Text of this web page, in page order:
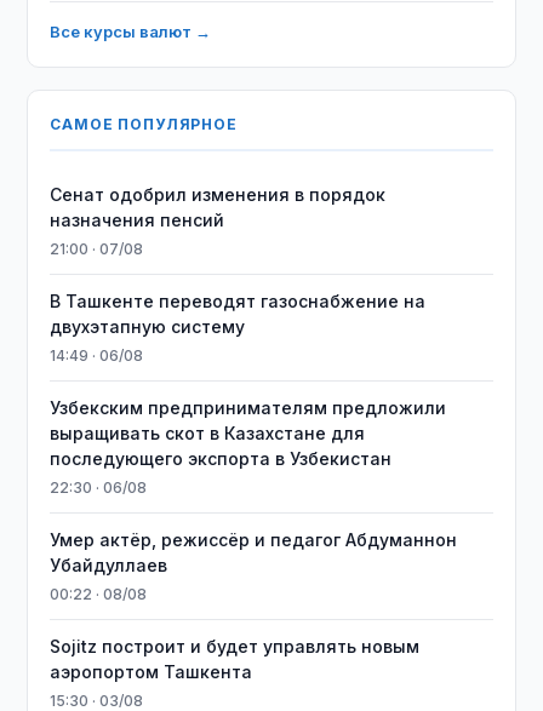
Все курсы валют →
САМОЕ ПОПУЛЯРНОЕ
Сенат одобрил изменения в порядок
назначения пенсий
21:00 · 07/08
В Ташкенте переводят газоснабжение на
двухэтапную систему
14:49 · 06/08
Узбекским предпринимателям предложили
выращивать скот в Казахстане для
последующего экспорта в Узбекистан
22:30 · 06/08
Умер актёр, режиссёр и педагог Абдуманнон
Убайдуллаев
00:22 · 08/08
Sojitz построит и будет управлять новым
аэропортом Ташкента
15:30 · 03/08